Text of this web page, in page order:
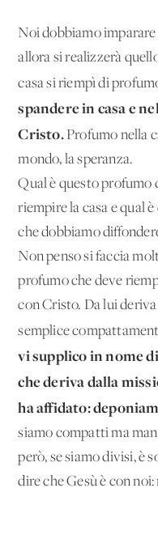
Noi dobbiamo imparare
allora si realizzerà
casa si riempì di
spandere in casa e
Cristo.Profumo nella
mondo, la speranza.
Qual è questo profumo
riempire la casa e qual
che dobbiamo
Non penso si faccia
profumo che deve
con Cristo. Da lui
semplice
vi supplico in nome
che deriva dalla
ha affidato:
siamo compatti ma
però, se siamo divisi, è
dire che Gesù è con